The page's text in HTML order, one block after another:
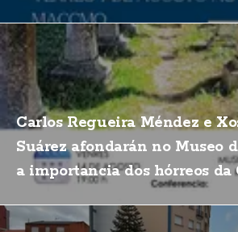
Carlos Regueira Méndez e
Suárez afondarán no Museo
a importancia dos hórreos da